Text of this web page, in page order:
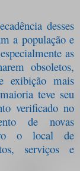
desses
a população e
as
obsoletos,
exibição mais
teve seu
verificado no
de novas
o local de
serviços e